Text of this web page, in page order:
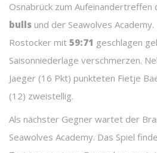
Osnabrück zum Aufeinandertreffen
bulls und der Seawolves
Rostocker mit 59:71 geschlagen
Saisonniederlage verschmerzen.
Jaeger (16 Pkt) punkteten Fietje
(12) zweistellig.
Als nächster Gegner wartet der
Seawolves Academy. Das Spiel